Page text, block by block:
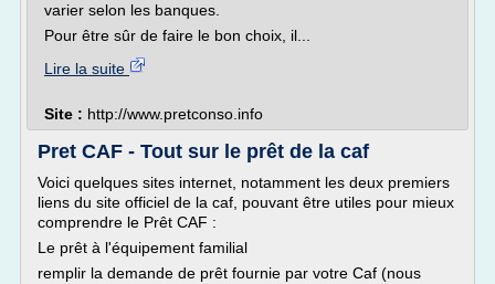
varier selon les banques.
Pour être sûr de faire le bon choix, il...
Lire la suite
Site : http://www.pretconso.info
Pret CAF - Tout sur le prêt de la caf
Voici quelques sites internet, notamment les deux premiers
liens du site officiel de la caf, pouvant être utiles pour mieux
comprendre le Prêt CAF :
Le prêt à l'équipement familial
remplir la demande de prêt fournie par votre Caf (nous